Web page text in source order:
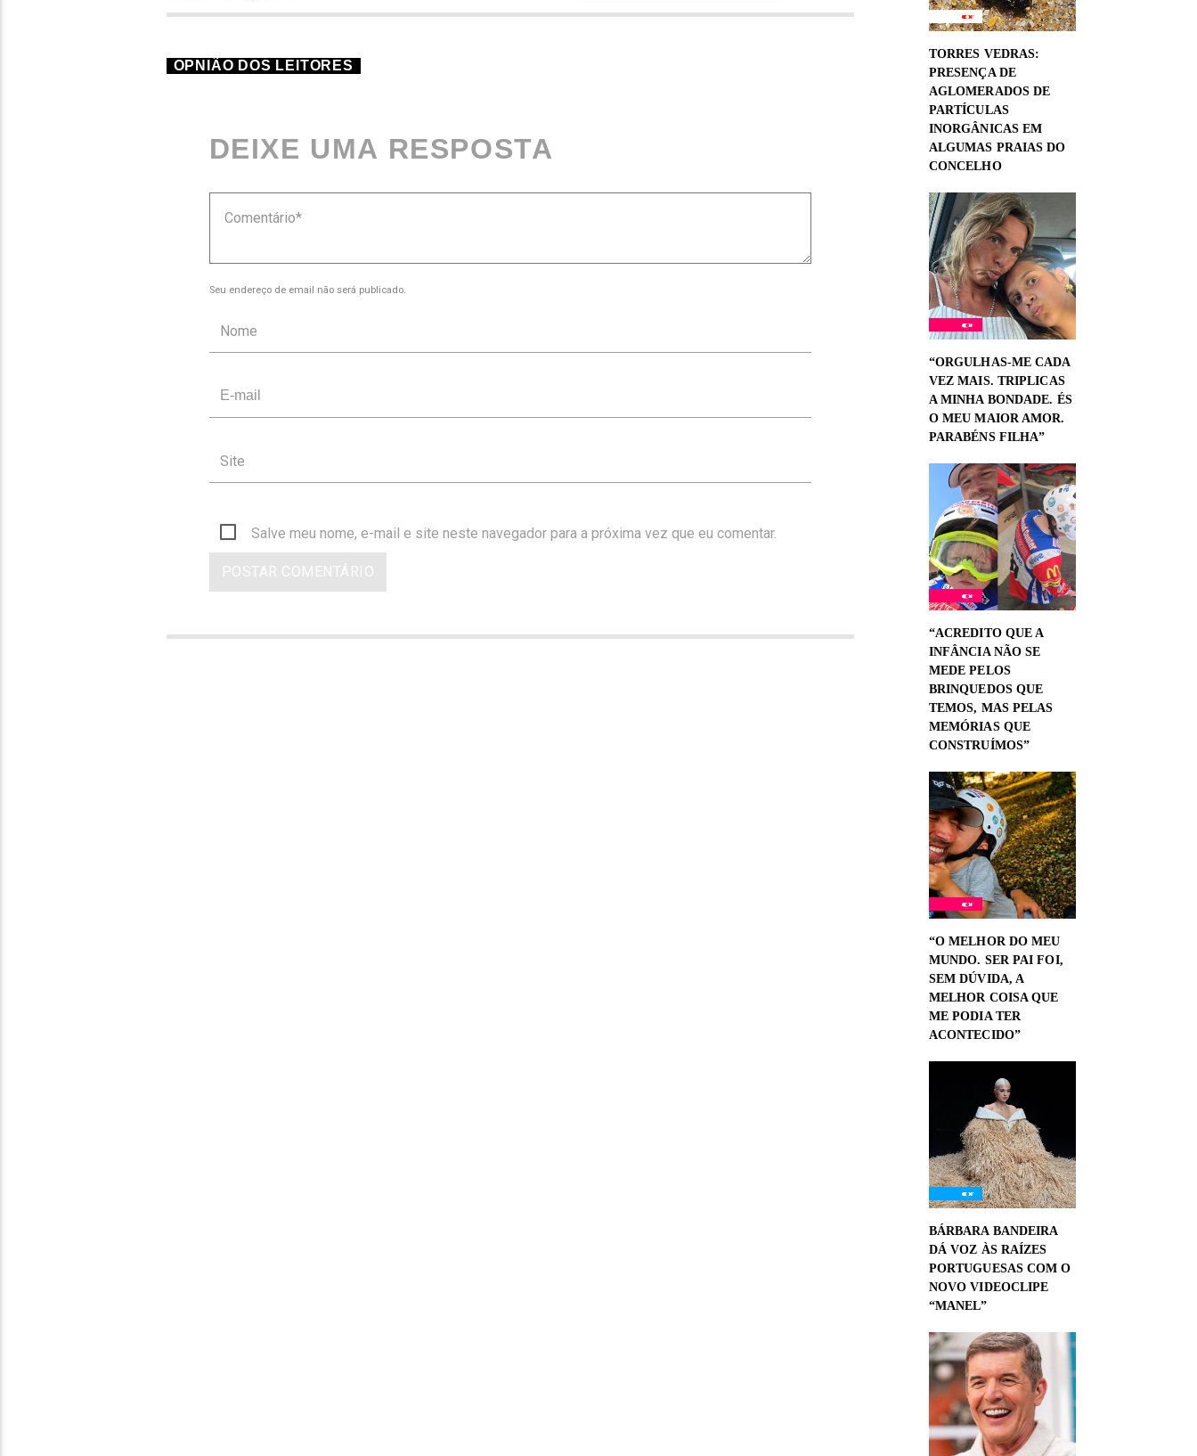
OPNIÃO DOS LEITORES
DEIXE UMA RESPOSTA
Seu endereço de email não será publicado.
Salve meu nome, e-mail e site neste navegador para a próxima vez que eu comentar.
TORRES VEDRAS:
PRESENÇA DE
AGLOMERADOS DE
PARTÍCULAS
INORGÂNICAS EM
ALGUMAS PRAIAS DO
CONCELHO
“ORGULHAS-ME CADA
VEZ MAIS. TRIPLICAS
A MINHA BONDADE. ÉS
O MEU MAIOR AMOR.
PARABÉNS FILHA”
“ACREDITO QUE A
INFÂNCIA NÃO SE
MEDE PELOS
BRINQUEDOS QUE
TEMOS, MAS PELAS
MEMÓRIAS QUE
CONSTRUÍMOS”
“O MELHOR DO MEU
MUNDO. SER PAI FOI,
SEM DÚVIDA, A
MELHOR COISA QUE
ME PODIA TER
ACONTECIDO”
BÁRBARA BANDEIRA
DÁ VOZ ÀS RAÍZES
PORTUGUESAS COM O
NOVO VIDEOCLIPE
“MANEL”